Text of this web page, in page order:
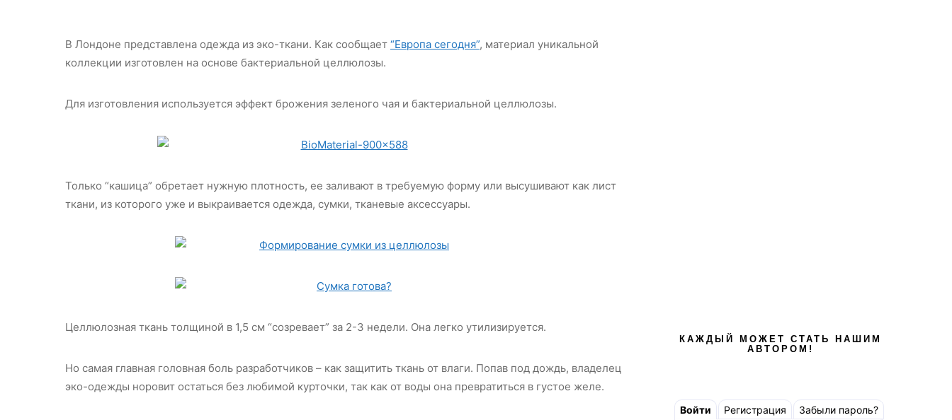
В Лондоне представлена одежда из эко-ткани. Как сообщает “Европа сегодня”, материал уникальной
коллекции изготовлен на основе бактериальной целлюлозы.
Для изготовления используется эффект брожения зеленого чая и бактериальной целлюлозы.
Только “кашица” обретает нужную плотность, ее заливают в требуемую форму или высушивают как лист
ткани, из которого уже и выкраивается одежда, сумки, тканевые аксессуары.
Целлюлозная ткань толщиной в 1,5 см “созревает” за 2-3 недели. Она легко утилизируется.
Но самая главная головная боль разработчиков – как защитить ткань от влаги. Попав под дождь, владелец
эко-одежды норовит остаться без любимой курточки, так как от воды она превратиться в густое желе.
КАЖДЫЙ МОЖЕТ СТАТЬ НАШИМ
АВТОРОМ!
Войти Регистрация Забыли пароль?